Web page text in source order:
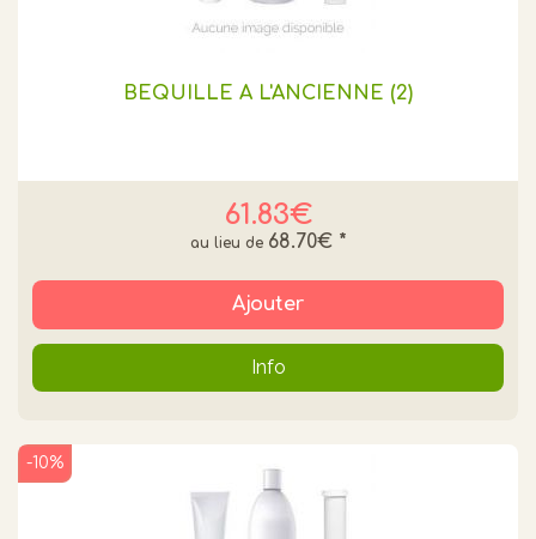
BEQUILLE A L'ANCIENNE (2)
61.83€
68.70€ *
Ajouter
Info
-10%